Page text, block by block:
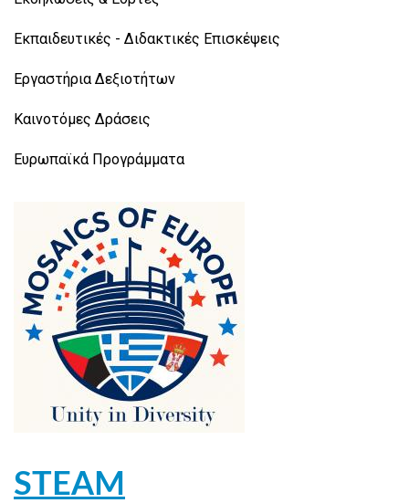
Εκπαιδευτικές - Διδακτικές Επισκέψεις
Εργαστήρια Δεξιοτήτων
Καινοτόμες Δράσεις
Ευρωπαϊκά Προγράμματα
STEAM